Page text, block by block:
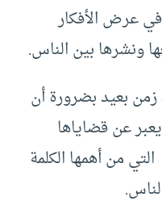
عرض الأفكار
ونشرها بين الناس.
بعيد بضرورة أن
عن قضاياها
من أهمها الكلمة